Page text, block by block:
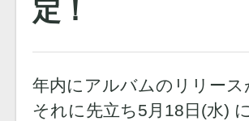
定！
年内にアルバムのリリー
それに先立ち5月18日(水)